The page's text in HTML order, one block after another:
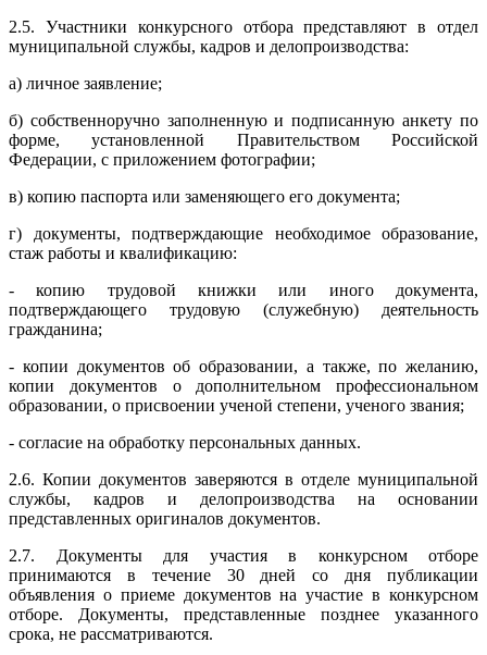
2.5. Участники конкурсного отбора представляют в отдел
муниципальной службы, кадров и делопроизводства:
а) личное заявление;
б) собственноручно заполненную и подписанную анкету по
форме, установленной Правительством Российской
Федерации, с приложением фотографии;
в) копию паспорта или заменяющего его документа;
г) документы, подтверждающие необходимое образование,
стаж работы и квалификацию:
- копию трудовой книжки или иного документа,
подтверждающего трудовую (служебную) деятельность
гражданина;
- копии документов об образовании, а также, по желанию,
копии документов о дополнительном профессиональном
образовании, о присвоении ученой степени, ученого звания;
- согласие на обработку персональных данных.
2.6. Копии документов заверяются в отделе муниципальной
службы, кадров и делопроизводства на основании
представленных оригиналов документов.
2.7. Документы для участия в конкурсном отборе
принимаются в течение 30 дней со дня публикации
объявления о приеме документов на участие в конкурсном
отборе. Документы, представленные позднее указанного
срока, не рассматриваются.